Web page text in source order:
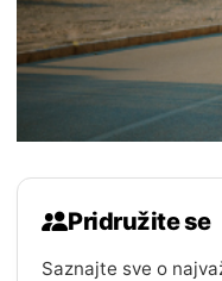
Pridružite se
Saznajte sve o